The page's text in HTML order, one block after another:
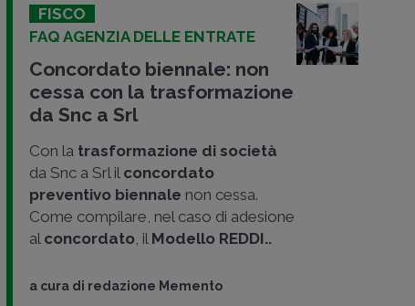
FISCO
FAQ AGENZIA DELLE ENTRATE
Concordato biennale: non
cessa con la trasformazione
da Snc a Srl
Con la trasformazione di società
da Snc a Srl il concordato
preventivo biennale non cessa.
Come compilare, nel caso di adesione
al concordato, il Modello REDDI..
a cura di redazione Memento